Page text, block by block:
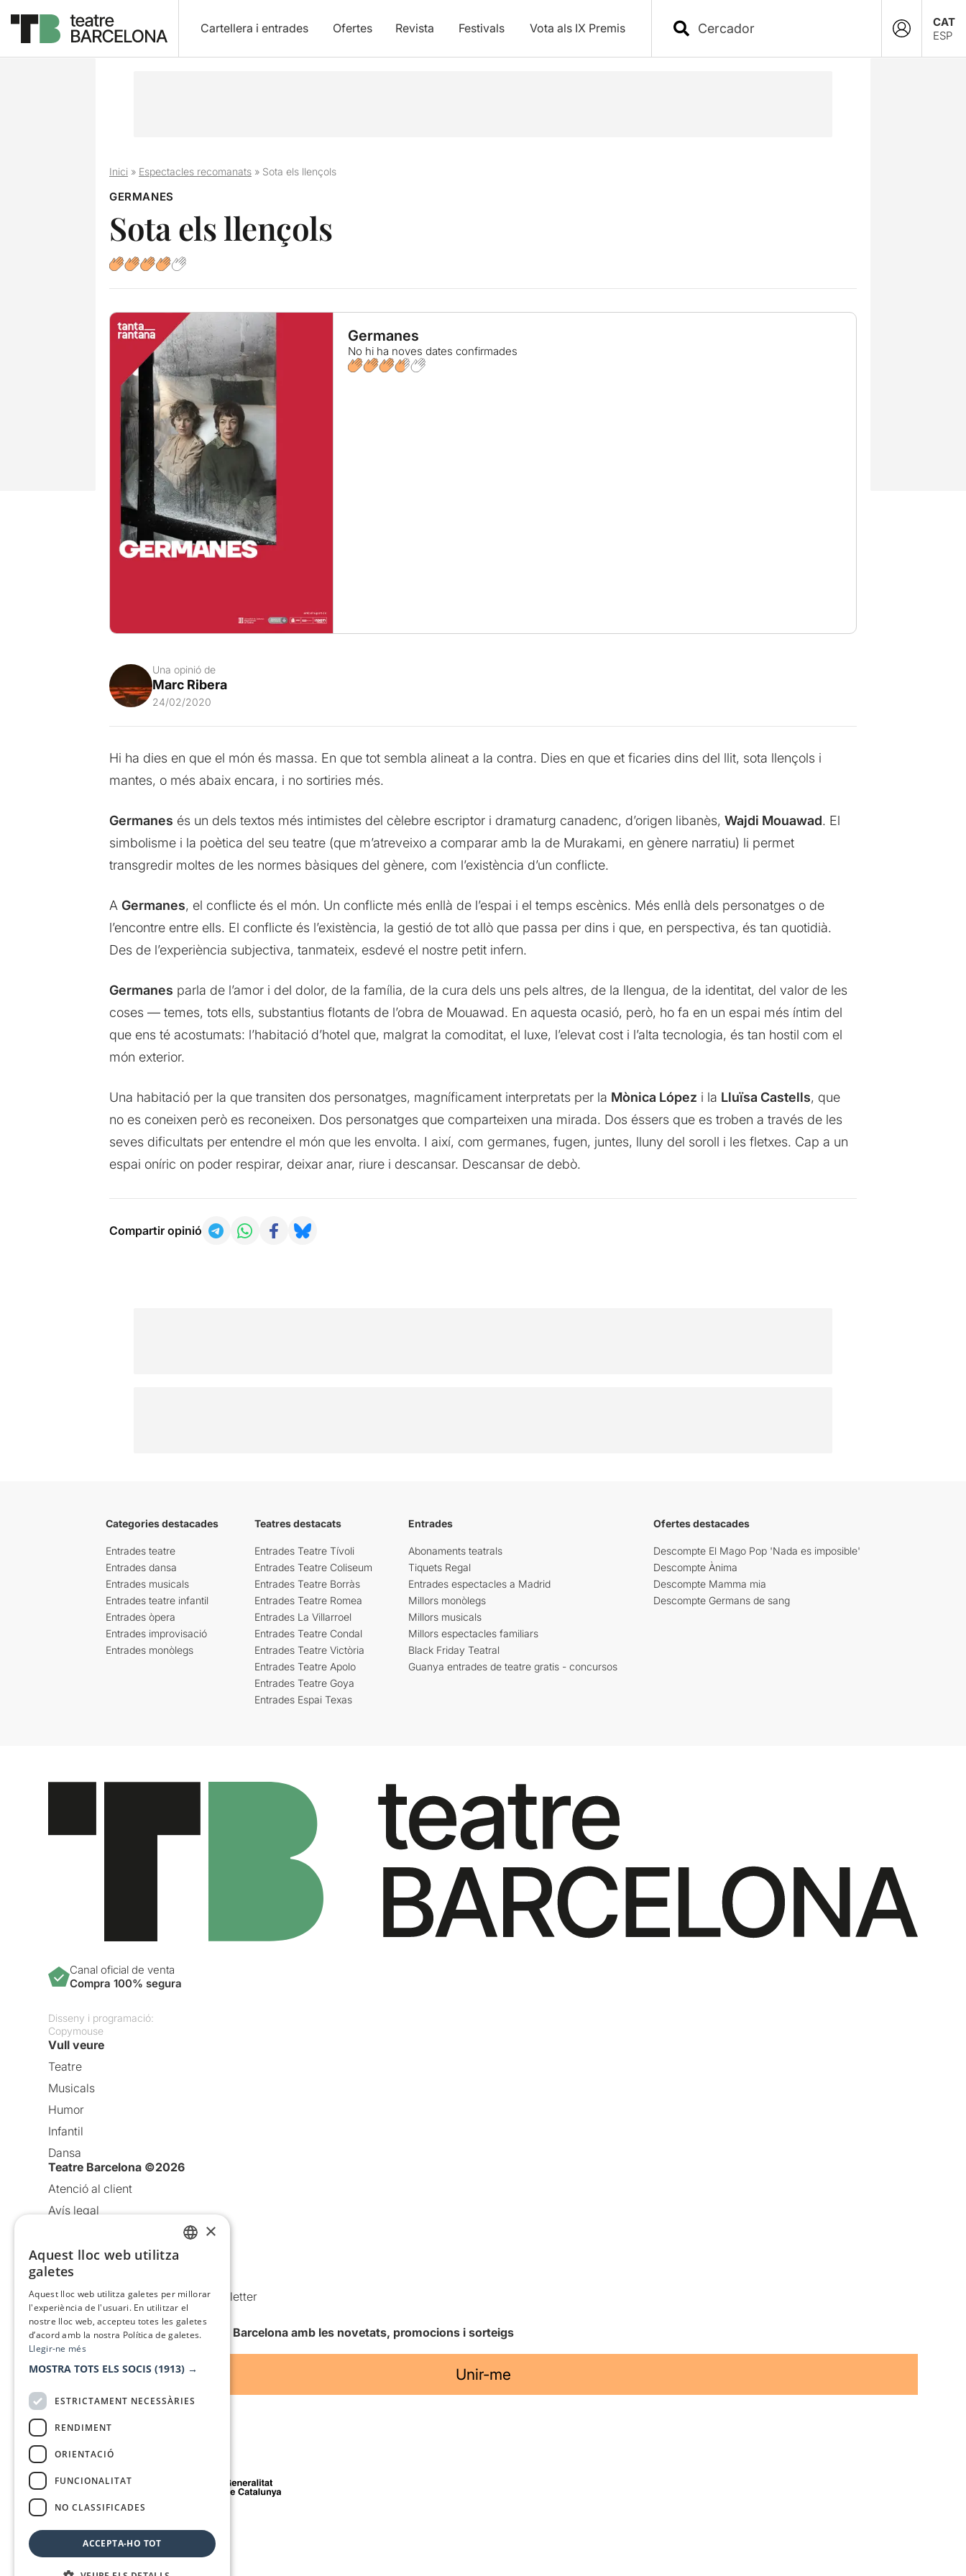
Cartellera i entrades Ofertes Revista Festivals Vota als IX Premis
CAT
ESP
Inici» Espectacles recomanats» Sota els llençols
GERMANES
Sota els llençols
Germanes
No hi ha noves dates confirmades
Una opinió de
Marc Ribera
24/02/2020
Hi ha dies en que el món és massa. En que tot sembla alineat a la contra. Dies en que et ficaries dins del llit, sota llençols i
mantes, o més abaix encara, i no sortiries més.
Germanes és un dels textos més intimistes del cèlebre escriptor i dramaturg canadenc, d’origen libanès, Wajdi Mouawad. El
simbolisme i la poètica del seu teatre (que m’atreveixo a comparar amb la de Murakami, en gènere narratiu) li permet
transgredir moltes de les normes bàsiques del gènere, com l’existència d’un conflicte.
A Germanes, el conflicte és el món. Un conflicte més enllà de l’espai i el temps escènics. Més enllà dels personatges o de
l’encontre entre ells. El conflicte és l’existència, la gestió de tot allò que passa per dins i que, en perspectiva, és tan quotidià.
Des de l’experiència subjectiva, tanmateix, esdevé el nostre petit infern.
Germanes parla de l’amor i del dolor, de la família, de la cura dels uns pels altres, de la llengua, de la identitat, del valor de les
coses — temes, tots ells, substantius flotants de l’obra de Mouawad. En aquesta ocasió, però, ho fa en un espai més íntim del
que ens té acostumats: l’habitació d’hotel que, malgrat la comoditat, el luxe, l’elevat cost i l’alta tecnologia, és tan hostil com el
món exterior.
Una habitació per la que transiten dos personatges, magníficament interpretats per la Mònica López i la Lluïsa Castells, que
no es coneixen però es reconeixen. Dos personatges que comparteixen una mirada. Dos éssers que es troben a través de les
seves dificultats per entendre el món que les envolta. I així, com germanes, fugen, juntes, lluny del soroll i les fletxes. Cap a un
espai oníric on poder respirar, deixar anar, riure i descansar. Descansar de debò.
Compartir opinió
Categories destacades
Entrades teatre
Entrades dansa
Entrades musicals
Entrades teatre infantil
Entrades òpera
Entrades improvisació
Entrades monòlegs
Teatres destacats
Entrades Teatre Tívoli
Entrades Teatre Coliseum
Entrades Teatre Borràs
Entrades Teatre Romea
Entrades La Villarroel
Entrades Teatre Condal
Entrades Teatre Victòria
Entrades Teatre Apolo
Entrades Teatre Goya
Entrades Espai Texas
Entrades
Abonaments teatrals
Tiquets Regal
Entrades espectacles a Madrid
Millors monòlegs
Millors musicals
Millors espectacles familiars
Black Friday Teatral
Guanya entrades de teatre gratis - concursos
Ofertes destacades
Descompte El Mago Pop 'Nada es imposible'
Descompte Ànima
Descompte Mamma mia
Descompte Germans de sang
Canal oficial de venta
Compra 100% segura
Disseny i programació:
Copymouse
Vull veure
Teatre
Musicals
Humor
Infantil
Dansa
Teatre Barcelona ©2026
Atenció al client
Avís legal
Política de cookies
Condicions d’ús
Comunicacions comercials i Newsletter
Anuncia’t
Vull rebre la newsletter de Teatre Barcelona amb les novetats, promocions i sorteigs
Unir-me
Amb el suport de
Mitjà de comunicació associat a
×
Aquest lloc web utilitza
galetes
Aquest lloc web utilitza galetes per millorar
l'experiència de l'usuari. En utilitzar el
nostre lloc web, accepteu totes les galetes
d’acord amb la nostra Política de galetes.
Llegir-ne més
MOSTRA TOTS ELS SOCIS (1913) →
ESTRICTAMENT NECESSÀRIES
RENDIMENT
ORIENTACIÓ
FUNCIONALITAT
NO CLASSIFICADES
ACCEPTA-HO TOT